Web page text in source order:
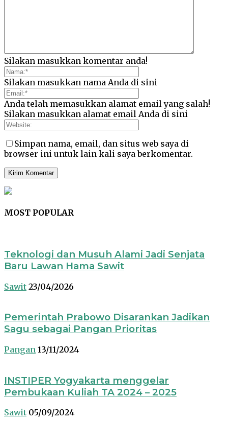
Silakan masukkan komentar anda!
Silakan masukkan nama Anda di sini
Anda telah memasukkan alamat email yang salah!
Silakan masukkan alamat email Anda di sini
Simpan nama, email, dan situs web saya di
browser ini untuk lain kali saya berkomentar.
MOST POPULAR
Teknologi dan Musuh Alami Jadi Senjata
Baru Lawan Hama Sawit
Sawit 23/04/2026
Pemerintah Prabowo Disarankan Jadikan
Sagu sebagai Pangan Prioritas
Pangan 13/11/2024
INSTIPER Yogyakarta menggelar
Pembukaan Kuliah TA 2024 – 2025
Sawit 05/09/2024